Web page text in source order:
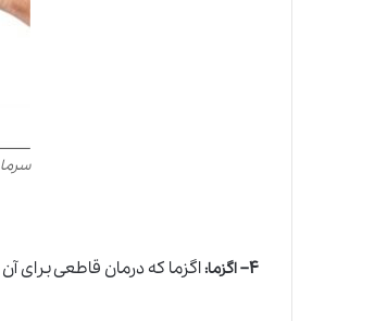
۴–اگزما:اگزما که درمان قاطعی برای